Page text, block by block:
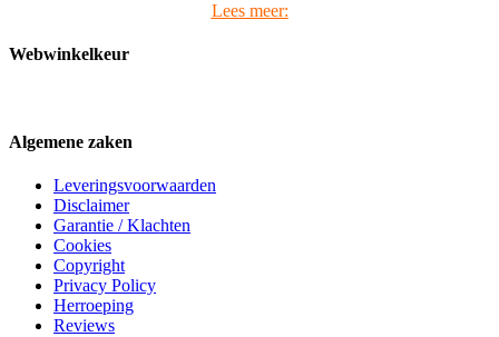
Lees meer:
Webwinkelkeur
Algemene zaken
Leveringsvoorwaarden
Disclaimer
Garantie / Klachten
Cookies
Copyright
Privacy Policy
Herroeping
Reviews